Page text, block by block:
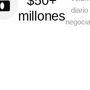
millones
diario